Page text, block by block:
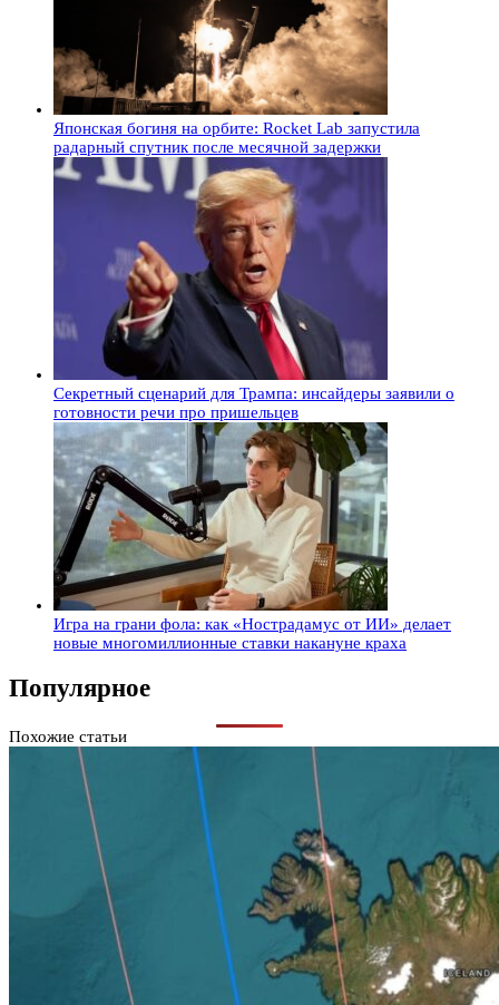
Японская богиня на орбите: Rocket Lab запустила
радарный спутник после месячной задержки
Секретный сценарий для Трампа: инсайдеры заявили о
готовности речи про пришельцев
Игра на грани фола: как «Нострадамус от ИИ» делает
новые многомиллионные ставки накануне краха
Популярное
Похожие статьи